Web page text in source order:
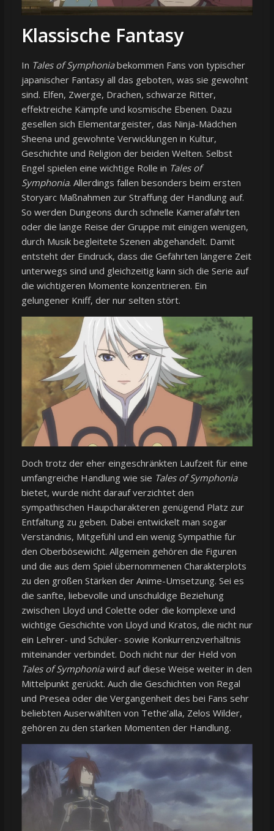
Klassische Fantasy
In Tales of Symphoniabekommen Fans von typischer
japanischer Fantasy all das geboten, was sie gewohnt
sind. Elfen, Zwerge, Drachen, schwarze Ritter,
effektreiche Kämpfe und kosmische Ebenen. Dazu
gesellen sich Elementargeister, das Ninja-Mädchen
Sheena und gewohnte Verwicklungen in Kultur,
Geschichte und Religion der beiden Welten. Selbst
Engel spielen eine wichtige Rolle in Tales of
Symphonia. Allerdings fallen besonders beim ersten
Storyarc Maßnahmen zur Straffung der Handlung auf.
So werden Dungeons durch schnelle Kamerafahrten
oder die lange Reise der Gruppe mit einigen wenigen,
durch Musik begleitete Szenen abgehandelt. Damit
entsteht der Eindruck, dass die Gefährten längere Zeit
unterwegs sind und gleichzeitig kann sich die Serie auf
die wichtigeren Momente konzentrieren. Ein
gelungener Kniff, der nur selten stört.
Doch trotz der eher eingeschränkten Laufzeit für eine
umfangreiche Handlung wie sie Tales of Symphonia
bietet, wurde nicht darauf verzichtet den
sympathischen Haupcharakteren genügend Platz zur
Entfaltung zu geben. Dabei entwickelt man sogar
Verständnis, Mitgefühl und ein wenig Sympathie für
den Oberbösewicht. Allgemein gehören die Figuren
und die aus dem Spiel übernommenen Charakterplots
zu den großen Stärken der Anime-Umsetzung. Sei es
die sanfte, liebevolle und unschuldige Beziehung
zwischen Lloyd und Colette oder die komplexe und
wichtige Geschichte von Lloyd und Kratos, die nicht nur
ein Lehrer- und Schüler- sowie Konkurrenzverhältnis
miteinander verbindet. Doch nicht nur der Held von
Tales of Symphoniawird auf diese Weise weiter in den
Mittelpunkt gerückt. Auch die Geschichten von Regal
und Presea oder die Vergangenheit des bei Fans sehr
beliebten Auserwählten von Tethe’alla, Zelos Wilder,
gehören zu den starken Momenten der Handlung.